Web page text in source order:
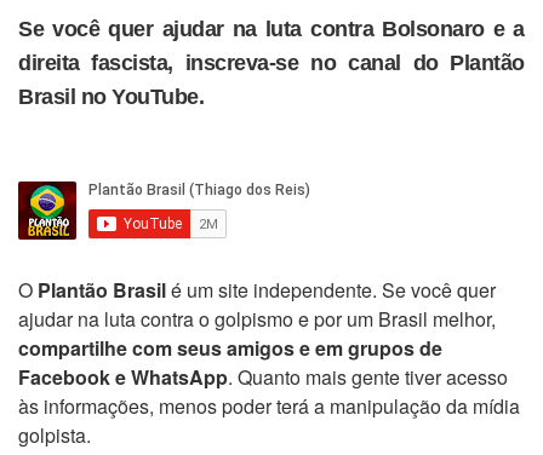
Se você quer ajudar na luta contra Bolsonaro e a
direita fascista, inscreva-se no canal do Plantão
Brasil no YouTube.
O Plantão Brasilé um site independente. Se você quer
ajudar na luta contra o golpismo e por um Brasil melhor,
compartilhe com seus amigos e em grupos de
Facebook e WhatsApp. Quanto mais gente tiver acesso
às informações, menos poder terá a manipulação da mídia
golpista.